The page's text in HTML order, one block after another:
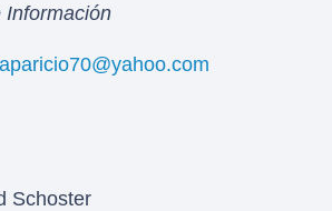
Información
Schoster